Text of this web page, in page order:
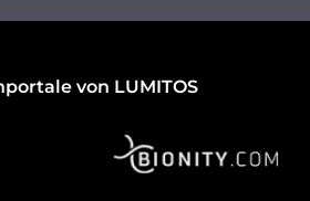
von LUMITOS